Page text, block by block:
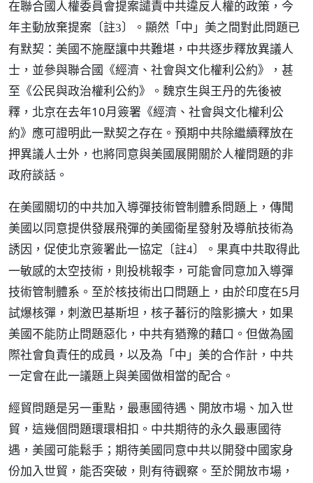
在聯合國人權委員會提案譴責中共違反人權的政策，今
年主動放棄提案 〔註3〕
。顯然「中」美之間對此問題已
有默契：美國不施壓讓中共難堪，中共逐步釋放異議人
士，並參與聯合國《經濟、社會與文化權利公約》，甚
至《公民與政治權利公約》。魏京生與王丹的先後被
釋，北京在去年10月簽署《經濟、社會與文化權利公
約》應可證明此一默契之存在。預期中共除繼續釋放在
押異議人士外，也將同意與美國展開關於人權問題的非
政府談話。
在美國關切的中共加入導彈技術管制體系問題上，傳聞
美國以同意提供發展飛彈的美國衛星發射及導航技術為
誘因，促使北京簽署此一協定 〔註4〕
。果真中共取得此
一敏感的太空技術，則投桃報李，可能會同意加入導彈
技術管制體系。至於核技術出口問題上，由於印度在5月
試爆核彈，刺激巴基斯坦，核子蕃衍的陰影擴大，如果
美國不能防止問題惡化，中共有猶豫的藉口。但做為國
際社會負責任的成員，以及為「中」美的合作計，中共
一定會在此一議題上與美國做相當的配合。
經貿問題是另一重點，最惠國待遇、開放市場、加入世
貿，這幾個問題環環相扣。中共期待的永久最惠國待
遇，美國可能鬆手；期待美國同意中共以開發中國家身
份加入世貿，能否突破，則有待觀察。至於開放市場，